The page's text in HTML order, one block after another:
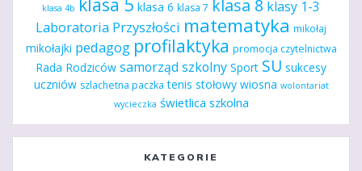
klasa 4b klasa 6 klasa 7 klasa 8 klasy 1-3
Laboratoria Przyszłości matematyka mikołaj
mikołajki pedagog profilaktyka promocja czytelnictwa
Rada Rodziców samorząd szkolny Sport SU sukcesy
uczniów szlachetna paczka tenis stołowy wiosna wolontariat
wycieczka świetlica szkolna
KATEGORIE